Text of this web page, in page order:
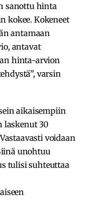
sanottu hinta
kokee. Kokeneet
antamaan
antavat
hinta-arvion
varsin
aikaisempiin
laskenut 30
voidaan
unohtuu
tulisi suhteuttaa